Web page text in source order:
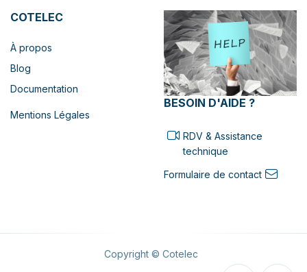
COTELEC
À propos
Blog
Documentation
Mentions Légales
BESOIN D'AIDE ?
RDV & Assistance
technique
Formulaire de contact
Copyright © Cotelec